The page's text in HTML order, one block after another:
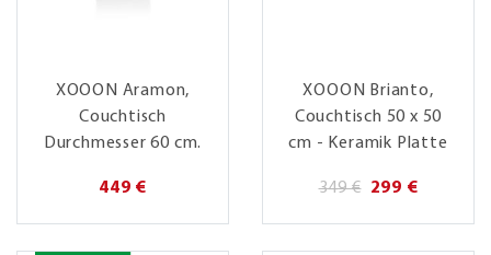
XOOON Aramon,
Couchtisch
Durchmesser 60 cm.
449 €
XOOON Brianto,
Couchtisch 50 x 50
cm - Keramik Platte
349 € 299 €